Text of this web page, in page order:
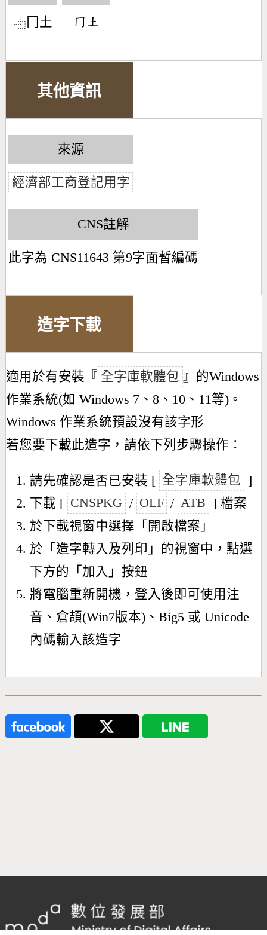
⿻ 冂土 󶀦󶁢
其他資訊
來源
經濟部工商登記用字
CNS註解
此字為 CNS11643 第9字面暫編碼
造字下載
適用於有安裝『 全字庫軟體包 』的Windows
作業系統(如 Windows 7、8、10、11等)。
Windows 作業系統預設沒有該字形
若您要下載此造字，請依下列步驟操作：
請先確認是否已安裝 [ 全字庫軟體包 ]
下載 [ CNSPKG / OLF / ATB ] 檔案
於下載視窗中選擇「開啟檔案」
於「造字轉入及列印」的視窗中，點選
下方的「加入」按鈕
將電腦重新開機，登入後即可使用注
音、倉頡(Win7版本)、Big5 或 Unicode
內碼輸入該造字